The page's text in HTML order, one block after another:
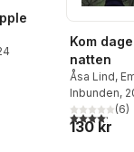
Totalt antal röster:
Kom
natten
Åsa Lind,
Inbunden,
4,2utav 5(6)
130 kr